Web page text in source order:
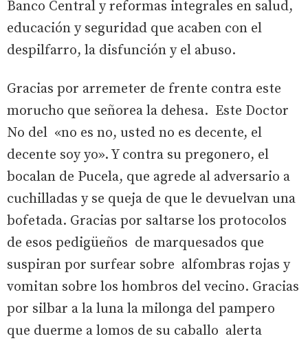
Banco Central y reformas integrales en salud,
educación y seguridad que acaben con el
despilfarro, la disfunción y el abuso.
Gracias por arremeter de frente contra este
morucho que señorea la dehesa. Este Doctor
No del «no es no, usted no es decente, el
decente soy yo». Y contra su pregonero, el
bocalan de Pucela, que agrede al adversario a
cuchilladas y se queja de que le devuelvan una
bofetada. Gracias por saltarse los protocolos
de esos pedigüeños de marquesados que
suspiran por surfear sobre alfombras rojas y
vomitan sobre los hombros del vecino. Gracias
por silbar a la luna la milonga del pampero
que duerme a lomos de su caballo alerta